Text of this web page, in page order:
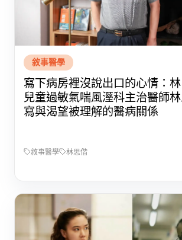
敘事醫學
寫下病房裡沒說出口的心情：
兒童過敏氣喘風溼科主治醫師
寫與渴望被理解的醫病關係
敘事醫學 林思偕